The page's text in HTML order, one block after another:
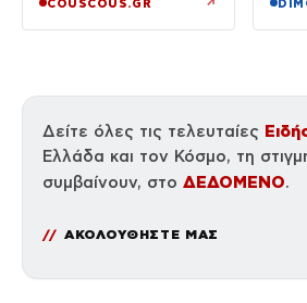
COUSCOUS.GR
Δείτε όλες τις τελευταίες
Ελλάδα και τον Κόσμο, τη
συμβαίνουν, στο ΔΕΔΟΜΕΝΟ.
ΑΚΟΛΟΥΘΗΣΤΕ ΜΑΣ